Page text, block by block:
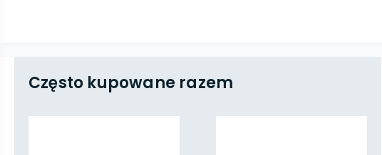
Często kupowane razem